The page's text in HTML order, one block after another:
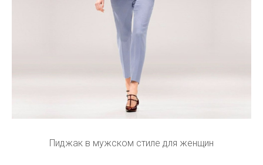
Пиджак в мужском стиле для женщин